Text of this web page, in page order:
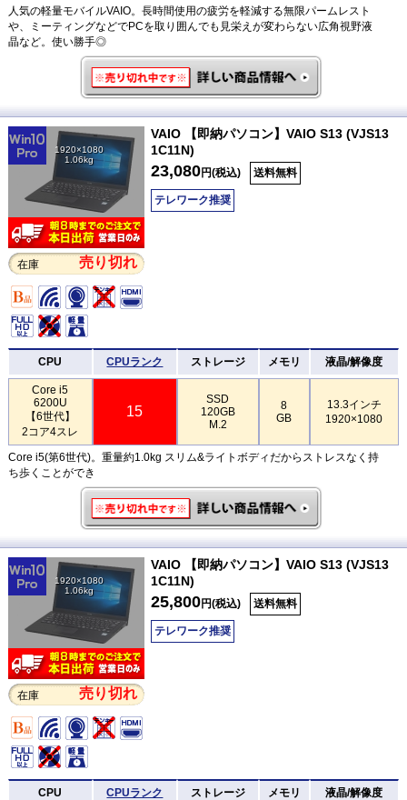
人気の軽量モバイルVAIO。長時間使用の疲労を軽減する無限パームレスト
や、ミーティングなどでPCを取り囲んでも見栄えが変わらない広角視野液
晶など。使い勝手◎
1920×1080
1.06kg
在庫 売り切れ
VAIO 【即納パソコン】VAIO S13 (VJS13
1C11N)
23,080円(税込) 送料無料
テレワーク推奨
CPU CPUランク ストレージ メモリ 液晶/解像度
Core i5
6200U
【6世代】
2コア4スレ
15
SSD
120GB
M.2
8
GB
13.3インチ
1920×1080
Core i5(第6世代)。重量約1.0kg スリム&ライトボディだからストレスなく持
ち歩くことができ
1920×1080
1.06kg
在庫 売り切れ
VAIO 【即納パソコン】VAIO S13 (VJS13
1C11N)
25,800円(税込) 送料無料
テレワーク推奨
CPU CPUランク ストレージ メモリ 液晶/解像度